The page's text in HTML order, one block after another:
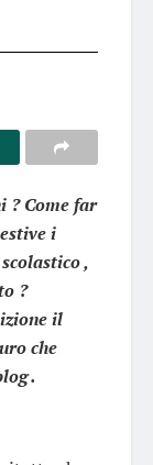
? Come far
i
,
?
il
che
.